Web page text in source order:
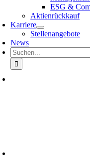
ESG &
Aktienrückkauf
Karriere
Stellenangebote
News
Suche
nach: